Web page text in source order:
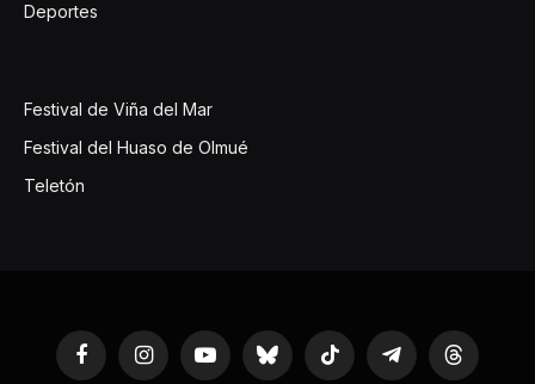
Deportes
Festival de Viña del Mar
Festival del Huaso de Olmué
Teletón
FacebookInstagramYouTubeBluesky TikTok TelegramThreads